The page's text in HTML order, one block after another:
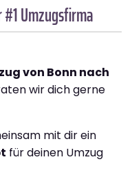
Umzugsfirma
von Bonn nach
wir dich gerne
mit dir ein
für deinen Umzug